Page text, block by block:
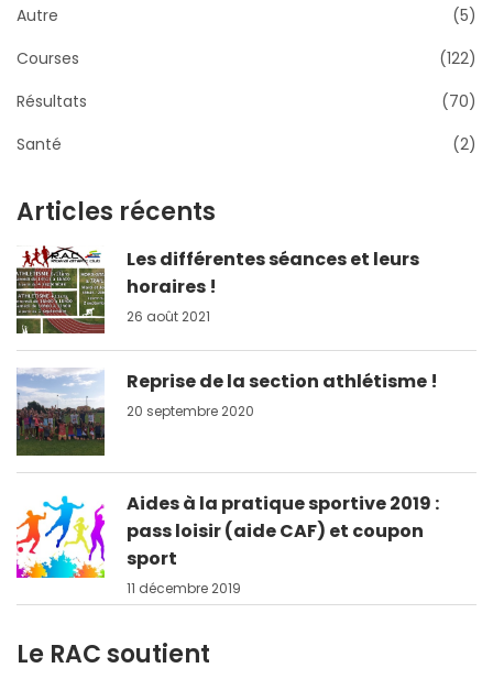
Autre
(5)
Courses
(122)
Résultats
(70)
Santé
(2)
Articles récents
Les différentes séances et leurs
horaires !
26 août 2021
Reprise de la section athlétisme !
20 septembre 2020
Aides à la pratique sportive 2019 :
pass loisir (aide CAF) et coupon
sport
11 décembre 2019
Le RAC soutient